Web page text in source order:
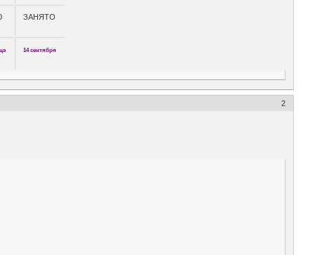
ЗАНЯТО
14 сентября
2